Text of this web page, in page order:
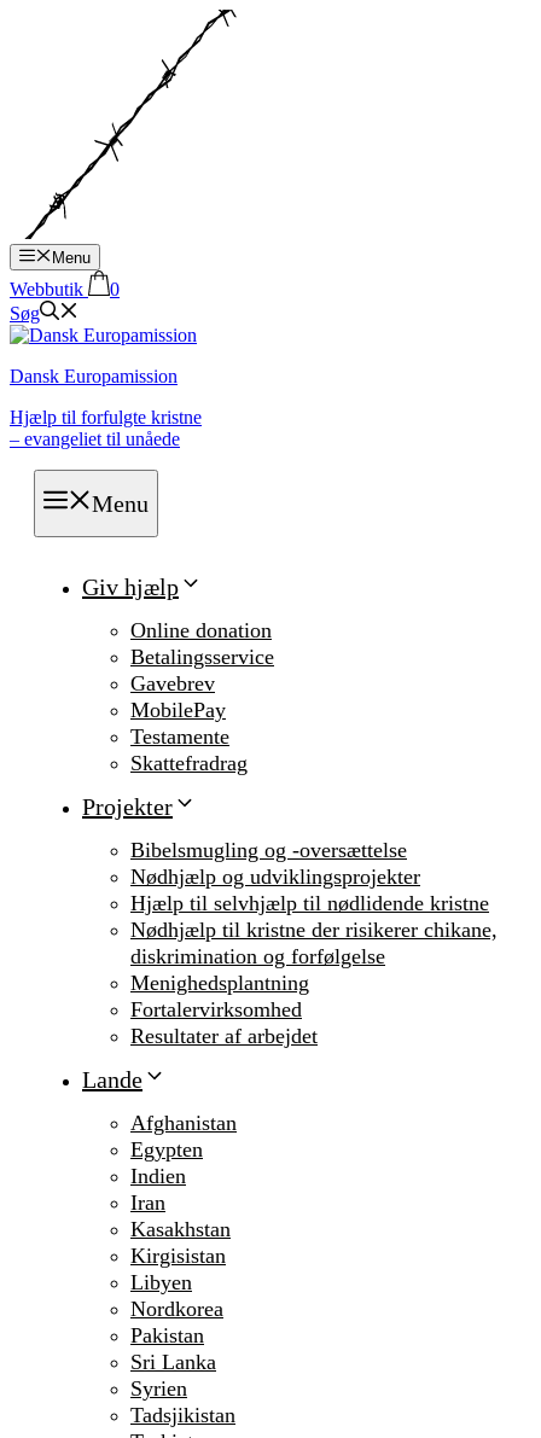
Menu
Webbutik
0
Søg
Dansk Europamission
Hjælp til forfulgte kristne
– evangeliet til unåede
Menu
Giv hjælp
Online donation
Betalingsservice
Gavebrev
MobilePay
Testamente
Skattefradrag
Projekter
Bibelsmugling og -oversættelse
Nødhjælp og udviklingsprojekter
Hjælp til selvhjælp til nødlidende kristne
Nødhjælp til kristne der risikerer chikane,
diskrimination og forfølgelse
Menighedsplantning
Fortalervirksomhed
Resultater af arbejdet
Lande
Afghanistan
Egypten
Indien
Iran
Kasakhstan
Kirgisistan
Libyen
Nordkorea
Pakistan
Sri Lanka
Syrien
Tadsjikistan